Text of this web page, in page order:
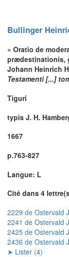
Bullinger
« Oratio de
prædestinationis,
Johann Heinrich
Testamenti [...]
Tiguri
typis J. H.
1667
p.763-827
Langue: L
Cité dans 4
2229 de Ostervald
2241 de Ostervald
2425 de Ostervald
2436 de Ostervald
➤ Lister (4)